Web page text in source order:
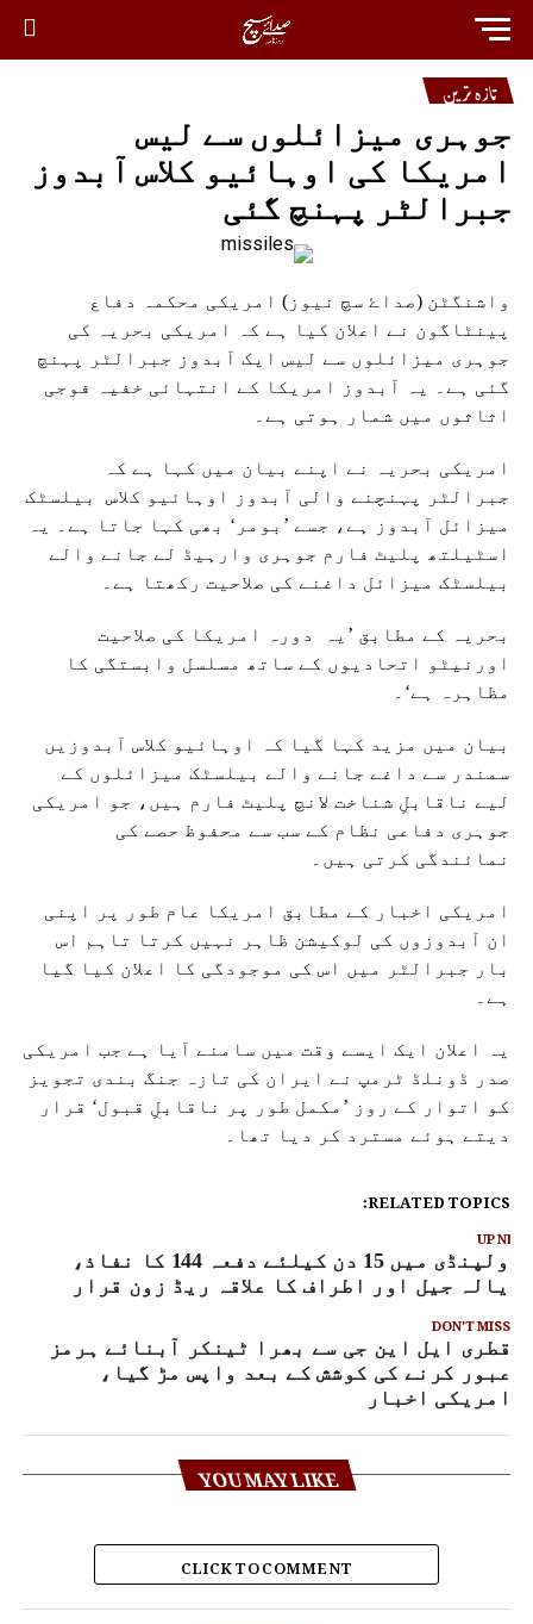
تازہ ترین
جوہری میزائلوں سے لیس
امریکا کی اوہائیو کلاس آبدوز
جبرالٹر پہنچ گئی
واشنگٹن (صداۓ سچ نیوز) امریکی محکمہ دفاع
پینٹاگون نے اعلان کیا ہے کہ امریکی بحریہ کی
جوہری میزائلوں سے لیس ایک آبدوز جبرالٹر پہنچ
گئی ہے۔ یہ آبدوز امریکا کے انتہائی خفیہ فوجی
اثاثوں میں شمار ہوتی ہے۔
امریکی بحریہ نے اپنے بیان میں کہا ہے کہ
جبرالٹر پہنچنے والی آبدوز اوہائیو کلاس بیلسٹک
میزائل آبدوز ہے، جسے ’بومر‘ بھی کہا جاتا ہے۔ یہ
اسٹیلتھ پلیٹ فارم جوہری وارہیڈ لے جانے والے
بیلسٹک میزائل داغنے کی صلاحیت رکھتا ہے۔
بحریہ کے مطابق ’یہ دورہ امریکا کی صلاحیت
اورنیٹو اتحادیوں کے ساتھ مسلسل وابستگی کا
مظاہرہ ہے‘۔
بیان میں مزید کہا گیا کہ اوہائیو کلاس آبدوزیں
سمندر سے داغے جانے والے بیلسٹک میزائلوں کے
لیے ناقابلِ شناخت لانچ پلیٹ فارم ہیں، جو امریکی
جوہری دفاعی نظام کے سب سے محفوظ حصے کی
نمائندگی کرتی ہیں۔
امریکی اخبار کے مطابق امریکا عام طور پر اپنی
ان آبدوزوں کی لوکیشن ظاہر نہیں کرتا تاہم اس
بار جبرالٹر میں اس کی موجودگی کا اعلان کیا گیا
ہے۔
یہ اعلان ایک ایسے وقت میں سامنے آیا ہے جب امریکی
صدر ڈونلڈ ٹرمپ نے ایران کی تازہ جنگ بندی تجویز
کو اتوار کے روز ’مکمل طور پر ناقابلِ قبول‘ قرار
دیتے ہوئے مسترد کر دیا تھا۔
RELATED TOPICS:
UP
راولپنڈی میں 15 دن کیلئے دفعہ 144 کا نفاذ،
جیل اور اطراف کا علاقہ ریڈ زون قرار
DON'T MISS
قطری ایل این جی سے بھرا ٹینکر آبنائے ہرمز
عبور کرنے کی کوشش کے بعد واپس مڑ گیا،
امریکی اخبار
YOU MAY LIKE
CLICK TO COMMENT